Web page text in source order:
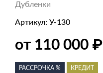
Дубленки
Артикул: У-130
от 110 000 ₽
РАССРОЧКА % КРЕДИТ